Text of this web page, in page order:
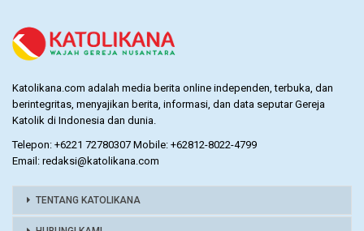
Katolikana.com adalah media berita online independen, terbuka, dan
berintegritas, menyajikan berita, informasi, dan data seputar Gereja
Katolik di Indonesia dan dunia.
Telepon: +6221 72780307 Mobile: +62812-8022-4799
Email: redaksi@katolikana.com
TENTANG KATOLIKANA